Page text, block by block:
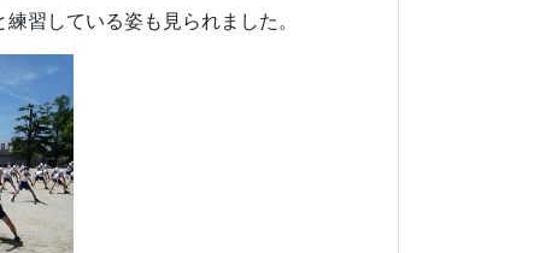
習している姿も見られました。